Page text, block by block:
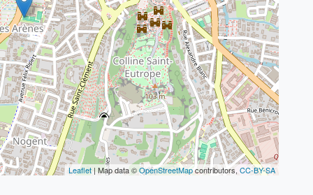
Leaflet | Map data ©OpenStreetMapcontributors, CC-BY-SA